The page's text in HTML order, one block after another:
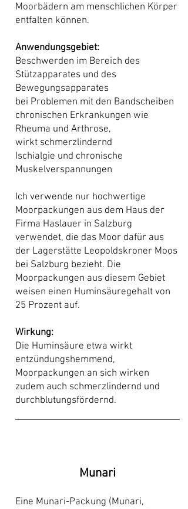
Moorbädern am menschlichen Körper
entfalten können.
Anwendungsgebiet:
Beschwerden im Bereich des
Stützapparates und des
Bewegungsapparates
bei Problemen mit den Bandscheiben
chronischen Erkrankungen wie
Rheuma und Arthrose,
wirkt schmerzlindernd
Ischialgie und chronische
Muskelverspannungen
Ich verwende nur hochwertige
Moorpackungen aus dem Haus der
Firma Haslauer in Salzburg
verwendet, die das Moor dafür aus
der Lagerstätte Leopoldskroner Moos
bei Salzburg bezieht. Die
Moorpackungen aus diesem Gebiet
weisen einen Huminsäuregehalt von
25 Prozent auf.
Wirkung:
Die Huminsäure etwa wirkt
entzündungshemmend,
Moorpackungen an sich wirken
zudem auch schmerzlindernd und
durchblutungsfördernd.
Munari
Eine Munari-Packung (Munari,